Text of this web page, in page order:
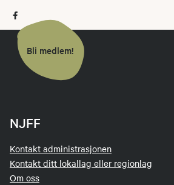
Bli medlem!
NJFF
Kontakt administrasjonen
Kontakt ditt lokallag eller regionlag
Om oss